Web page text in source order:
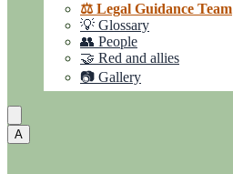
⚖️ Legal Guidance Team
💡 Glossary
👥 People
🤝 Red and allies
📷 Gallery
A